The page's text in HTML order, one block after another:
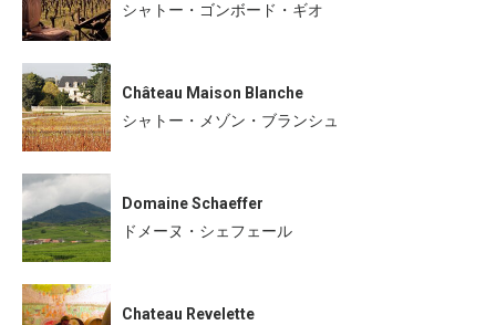
シャトー・ゴンボード・ギオ
Château Maison Blanche
シャトー・メゾン・ブランシュ
Domaine Schaeffer
ドメーヌ・シェフェール
Chateau Revelette